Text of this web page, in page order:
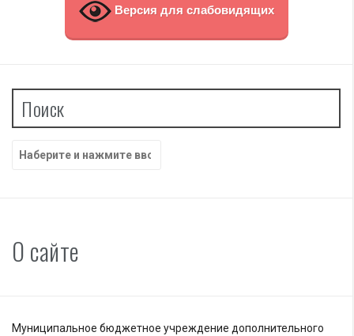
Версия для слабовидящих
Поиск
Найти:
О сайте
Муниципальное бюджетное учреждение дополнительного